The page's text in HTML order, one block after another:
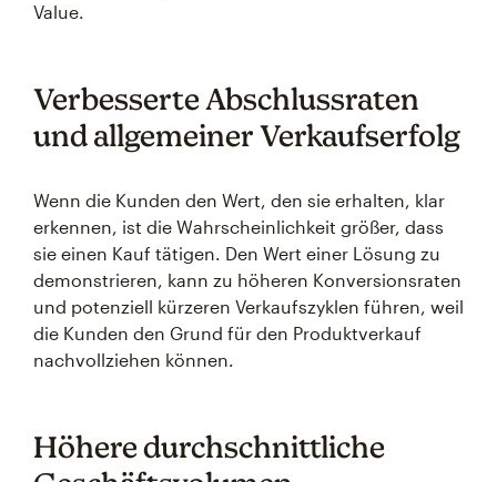
Value.
Verbesserte Abschlussraten
und allgemeiner Verkaufserfolg
Wenn die Kunden den Wert, den sie erhalten, klar
erkennen, ist die Wahrscheinlichkeit größer, dass
sie einen Kauf tätigen. Den Wert einer Lösung zu
demonstrieren, kann zu höheren Konversionsraten
und potenziell kürzeren Verkaufszyklen führen, weil
die Kunden den Grund für den Produktverkauf
nachvollziehen können.
Höhere durchschnittliche